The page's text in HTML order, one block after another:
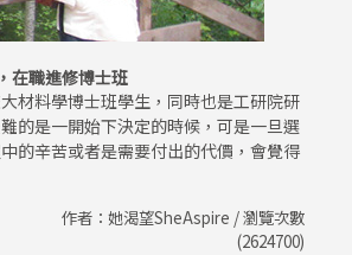
在職進修博士班
材料學博士班學生，同時也是工研院研
的是一開始下決定的時候，可是一旦選
的辛苦或者是需要付出的代價，會覺得
作者：她渴望SheAspire / 瀏覽次數
(2624700)